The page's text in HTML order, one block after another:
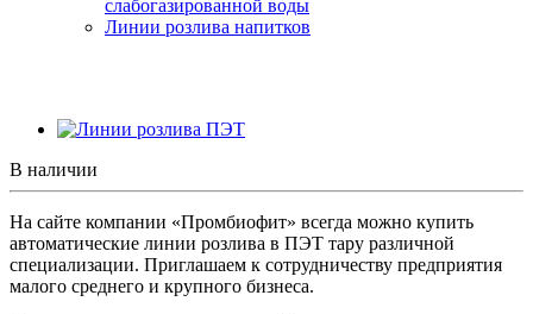
слабогазированной воды
Линии розлива напитков
В наличии
На сайте компании «Промбиофит» всегда можно купить
автоматические линии розлива в ПЭТ тару различной
специализации. Приглашаем к сотрудничеству предприятия
малого среднего и крупного бизнеса.